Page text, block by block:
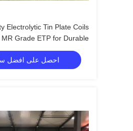
Electrolytic Tin Plate Coils
Grade ETP for Durable
Food Packaging Solutions
احصل على افضل